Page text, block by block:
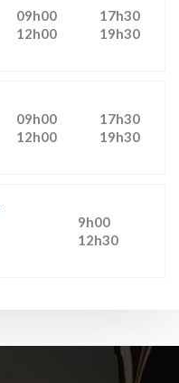
09h00
12h00
17h30
19h30
09h00
12h00
17h30
19h30
9h00
12h30